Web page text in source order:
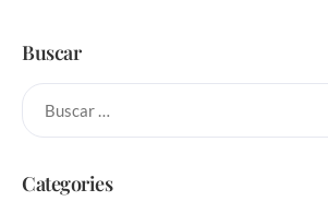
Buscar
Categories